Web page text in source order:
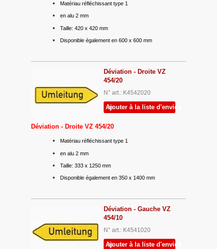
Matériau réfléchissant type 1
en alu 2 mm
Taille: 420 x 420 mm
Disponible également en 600 x 600 mm
Déviation - Droite VZ
454/20
N° art.: K4542020
Ajouter à la liste d'envies
Déviation - Droite VZ 454/20
Matériau réfléchissant type 1
en alu 2 mm
Taille: 333 x 1250 mm
Disponible également en 350 x 1400 mm
Déviation - Gauche VZ
454/10
N° art.: K4541020
Ajouter à la liste d'envies